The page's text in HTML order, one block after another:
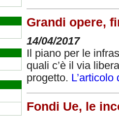
Grandi opere,
14/04/2017
Il piano per le
quali c’è il via
progetto.
Fondi Ue, le